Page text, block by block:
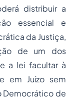
distribuir a
essencial e
da Justiça,
de um dos
a lei facultar à
em Juízo sem
Democrático de